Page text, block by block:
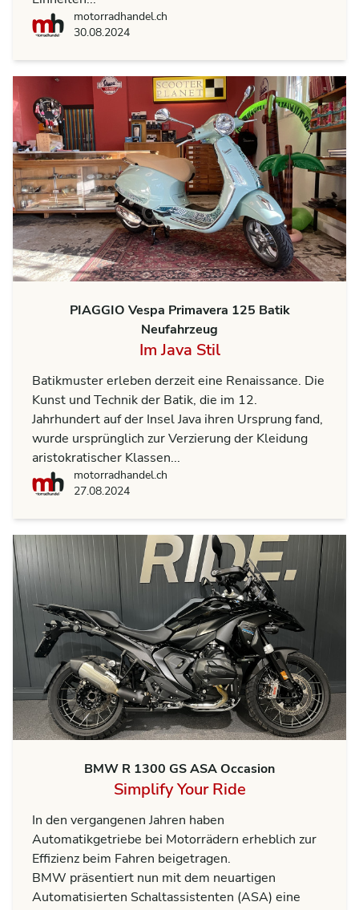
motorradhandel.ch
motorradhandel.ch
30.08.2024
PIAGGIO Vespa Primavera 125 Batik
Neufahrzeug
Im Java Stil
Batikmuster erleben derzeit eine Renaissance. Die
Kunst und Technik der Batik, die im 12.
Jahrhundert auf der Insel Java ihren Ursprung fand,
wurde ursprünglich zur Verzierung der Kleidung
aristokratischer Klassen...
motorradhandel.ch
motorradhandel.ch
27.08.2024
BMW R 1300 GS ASA Occasion
Simplify Your Ride
In den vergangenen Jahren haben
Automatikgetriebe bei Motorrädern erheblich zur
Effizienz beim Fahren beigetragen.
BMW präsentiert nun mit dem neuartigen
Automatisierten Schaltassistenten (ASA) eine